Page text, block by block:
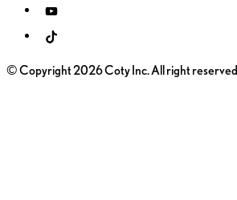
© Copyright 2026 Coty Inc. All right reserved